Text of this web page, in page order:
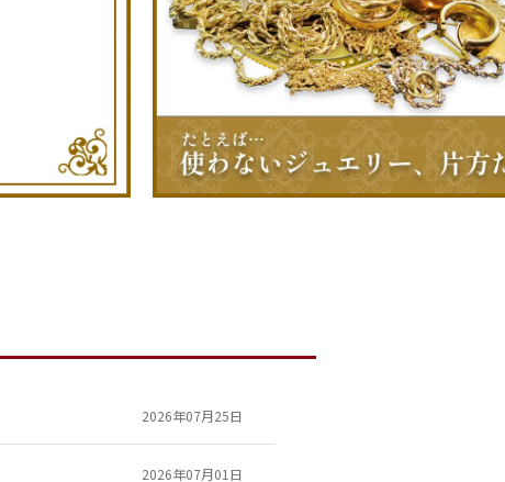
2026年07月25日
2026年07月01日